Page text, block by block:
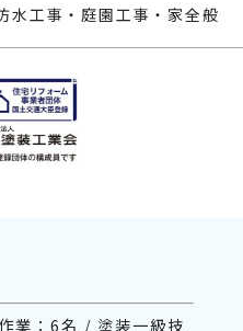
水工事・庭園工事・家全般
業：6名 / 塗装一級技